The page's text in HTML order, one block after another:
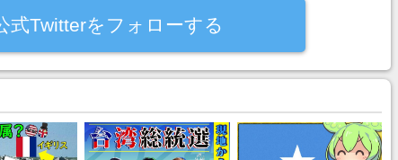
式Twitterをフォローする